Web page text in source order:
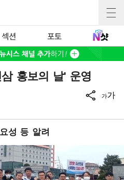
섹션 포토
홍보의 날' 운영
가가
성 등 알려